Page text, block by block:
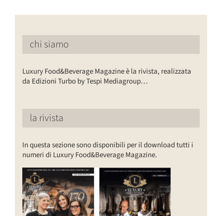
chi siamo
Luxury Food&Beverage Magazine è la rivista, realizzata
da Edizioni Turbo by Tespi Mediagroup…
la rivista
In questa sezione sono disponibili per il download tutti i
numeri di Luxury Food&Beverage Magazine.